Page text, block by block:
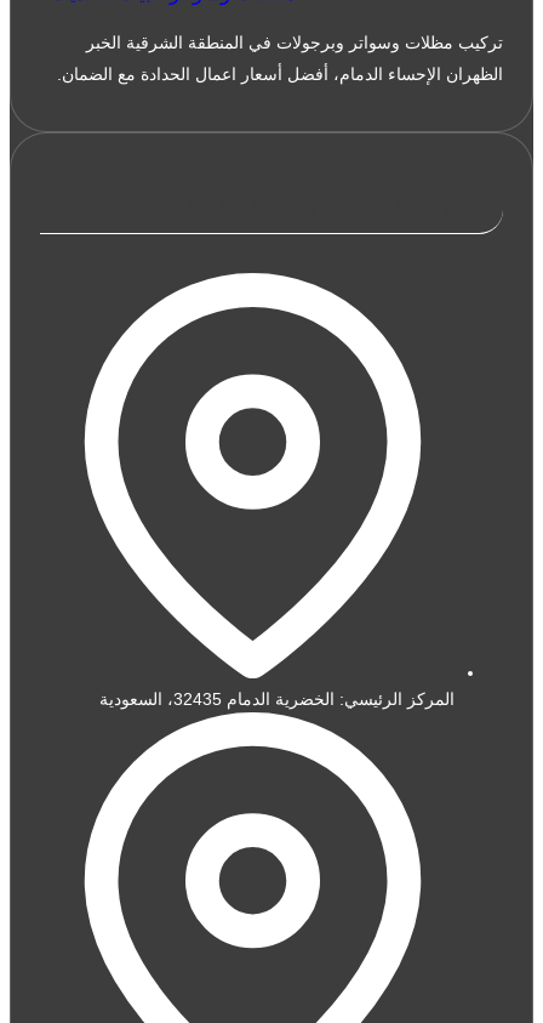
تركيب مظلات وسواتر وبرجولات في المنطقة الشرقية الخبر
الظهران الإحساء الدمام، أفضل أسعار اعمال الحدادة مع الضمان.
المركز الرئيسي: الخضرية الدمام 32435، السعودية